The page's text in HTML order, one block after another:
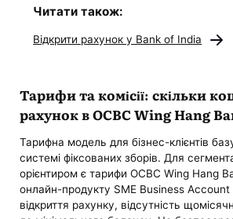
Читати також:
Відкрити рахунок у Bank of India
Тарифи та комісії: скільки
рахунок в OCBC Wing Hang
Тарифна модель для бізнес-клієнтів
системі фіксованих зборів. Для
орієнтиром є тарифи OCBC Wing Hang
онлайн-продукту SME Business Account
відкриття рахунку, відсутність